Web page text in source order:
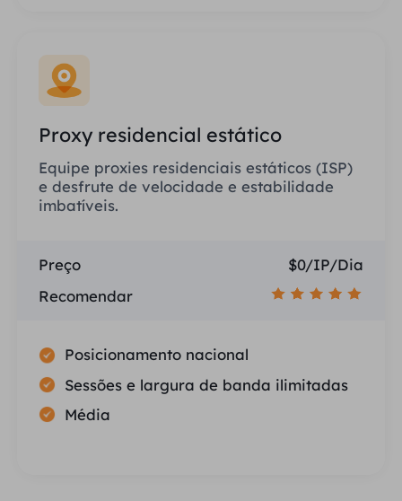
Proxy residencial estático
Equipe proxies residenciais estáticos (ISP)
e desfrute de velocidade e estabilidade
imbatíveis.
Preço
$0/IP/Dia
Recomendar
Posicionamento nacional
Sessões e largura de banda ilimitadas
Média